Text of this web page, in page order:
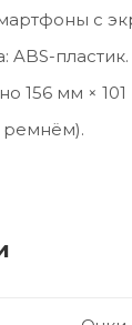
с
ABS-пластик.
156 мм ×
ремнём).